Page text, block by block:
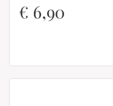
€ 6,90